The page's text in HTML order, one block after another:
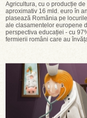
Agricultura, cu o producție de
aproximativ 16 mld. euro în
plasează România pe
ale clasamentelor europene
perspectiva educației - cu
fermierii români care au